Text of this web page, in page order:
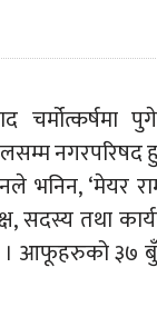
नगरपरिषद
भनिन, ‘मेयर
तथा
। आफूहरुको ३७